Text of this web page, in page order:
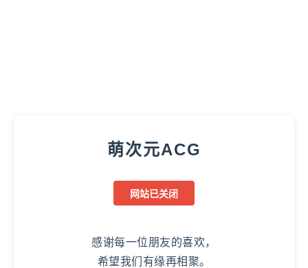
萌次元ACG
网站已关闭
感谢每一位朋友的喜欢，
希望我们有缘再相聚。